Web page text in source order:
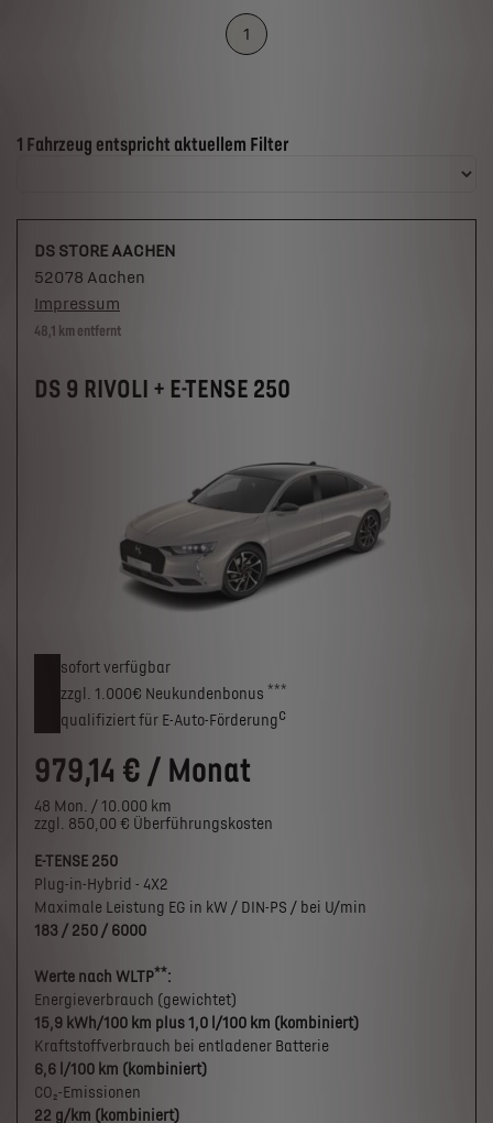
1
Suchergebnisse
1 Fahrzeug entspricht aktuellem Filter
48,1 km entfernt
DS 9 RIVOLI + E-TENSE 250
sofort verfügbar
zzgl. 1.000€ Neukunden­bonus ***
qualifiziert für E-Auto-Förderungc
979,14 € / Monat
48 Mon. / 10.000 km
zzgl. 850,00 € Überführungskosten
DS STORE AACHEN
52078 Aachen
Impressum
E-TENSE 250
Plug-in-Hybrid - 4X2
Maximale Leistung EG in kW / DIN-PS / bei U/min
183 / 250 / 6000
Werte nach WLTP**:
Energieverbrauch (gewichtet)
15,9 kWh/100 km plus 1,0 l/100 km (kombiniert)
Kraftstoffverbrauch bei entladener Batterie
6,6 l/100 km (kombiniert)
CO₂-Emissionen
22 g/km (kombiniert)